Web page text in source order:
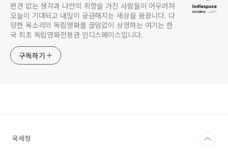
편견 없는 생각과 나만의 취향을 가진 사람들이 어우러져
오늘이 기대되고 내일이 궁금해지는 세상을 꿈꿉니다. 다
양한 목소리의 독립영화를 끊임없이 상영하는 여기는 한
국 최초 독립영화전용관 인디스페이스입니다.
구독하기
국세청